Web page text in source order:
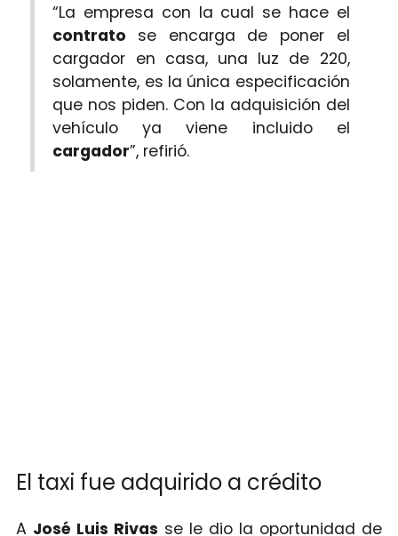
“La empresa con la cual se hace el
contrato se encarga de poner el
cargador en casa, una luz de 220,
solamente, es la única especificación
que nos piden. Con la adquisición del
vehículo ya viene incluido el
cargador”, refirió.
El taxi fue adquirido a crédito
A José Luis Rivas se le dio la oportunidad de